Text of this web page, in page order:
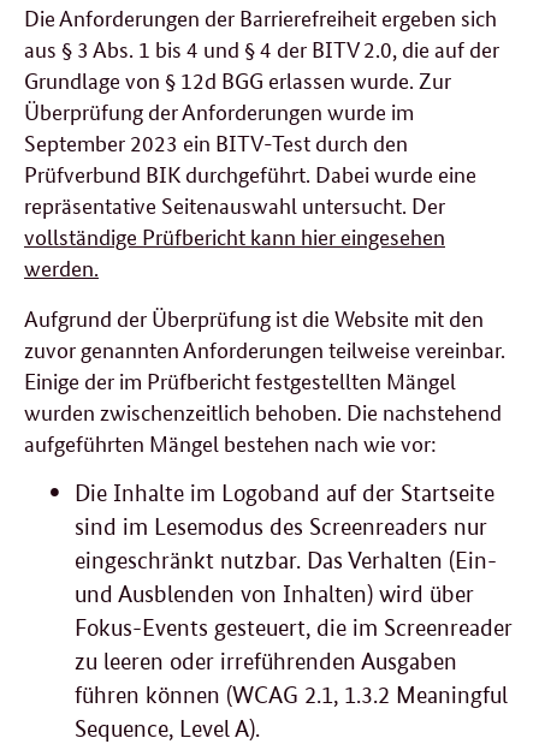
Die Anforderungen der Barrierefreiheit ergeben sich
aus § 3 Abs. 1 bis 4 und § 4 der BITV 2.0, die auf der
Grundlage von § 12d BGG erlassen wurde. Zur
Überprüfung der Anforderungen wurde im
September 2023 ein BITV-Test durch den
Prüfverbund BIK durchgeführt. Dabei wurde eine
repräsentative Seitenauswahl untersucht. Der
vollständige Prüfbericht kann hier eingesehen
werden.
Aufgrund der Überprüfung ist die Website mit den
zuvor genannten Anforderungen teilweise vereinbar.
Einige der im Prüfbericht festgestellten Mängel
wurden zwischenzeitlich behoben. Die nachstehend
aufgeführten Mängel bestehen nach wie vor:
Die Inhalte im Logoband auf der Startseite
sind im Lesemodus des Screenreaders nur
eingeschränkt nutzbar. Das Verhalten (Ein-
und Ausblenden von Inhalten) wird über
Fokus-Events gesteuert, die im Screenreader
zu leeren oder irreführenden Ausgaben
führen können (WCAG 2.1, 1.3.2 Meaningful
Sequence, Level A).